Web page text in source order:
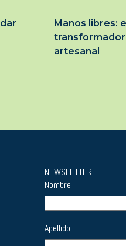
Manos libres:
artesanal
NEWSLETTER
Nombre
Apellido